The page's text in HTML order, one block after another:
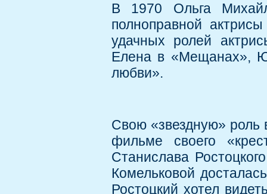
В 1970 Ольга
полноправной
удачных ролей
Елена в «Мещанах»,
любви».
Свою «звездную» роль
фильме своего
Станислава
Комельковой
Ростоцкий хотел